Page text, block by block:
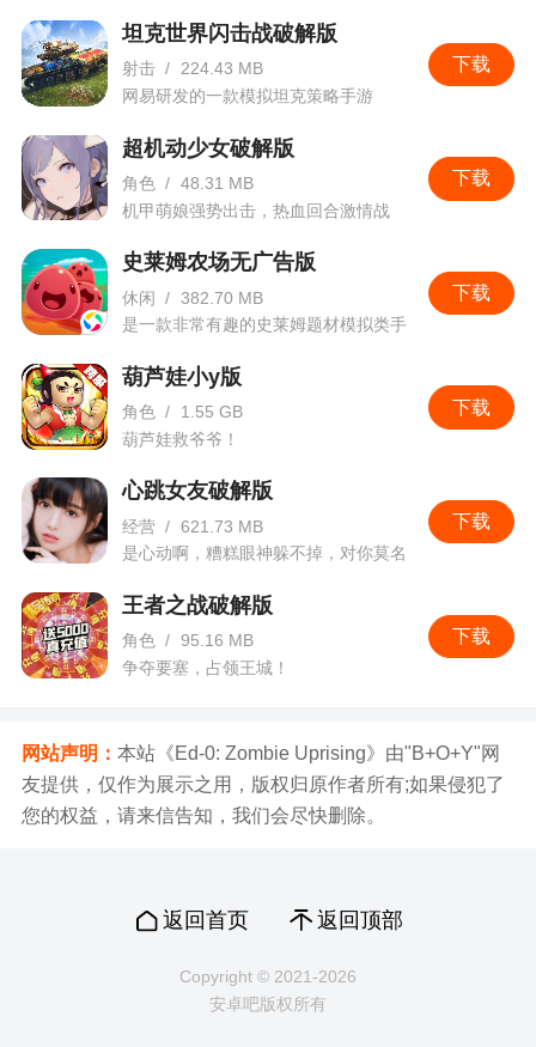
自然也不能少了游戏，最知名的就是FIFA足球系列
了，而这款《球场风云》就是有着FIFA授权的改编
你随意，经典的足球经理玩法，海量球员等你来养
更新日志
球场风云隆重推出春节大版本资料片，限时新
春活动及世界传奇球星与您共贺新春！以下为详细
更新内容：
1. 新增世界杯国家队球衣盲盒活动，助力绿茵
争霸；
2. 新增世界杯金球奖得主，新球王梅西传奇球
星；
3. 新增巡回赛801-2000关，丰富过关奖励：
5. 新增春节7日签到活动，超值奖励大放送；
6. 新增春节集福字活动，兔年集福好运连连；
多；
8. 优化球员成长体系，增加新的球员获取途
下载
坦克世界闪击战破解版
射击 / 224.43 MB
网易研发的一款模拟坦克策略手游
下载
超机动少女破解版
角色 / 48.31 MB
机甲萌娘强势出击，热血回合激情战
下载
史莱姆农场无广告版
休闲 / 382.70 MB
是一款非常有趣的史莱姆题材模拟类手
下载
葫芦娃小y版
角色 /
1.55 GB
葫芦娃救爷爷！
下载
心跳女友破解版
经营 / 621.73 MB
是心动啊，糟糕眼神躲不掉，对你莫名
下载
王者之战破解版
角色 / 95.16 MB
争夺要塞，占领王城！
网站声明： 本站《Ed-0: Zombie Uprising》由"B+O+Y"网
友提供，仅作为展示之用，版权归原作者所有;如果侵犯了
您的权益，请来信告知，我们会尽快删除。
返回首页 返回顶部
Copyright © 2021-2026
安卓吧版权所有